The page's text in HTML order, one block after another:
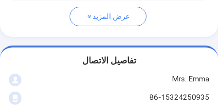
عرض المزيد
تفاصيل الاتصال
Mrs. Emma
86-15324250935